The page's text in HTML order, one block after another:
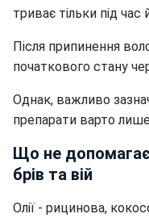
триває тільки під час
Після припинення
початкового стану
Однак, важливо
препарати варто лише
Що не
брів та вій
Олії - рицинова,